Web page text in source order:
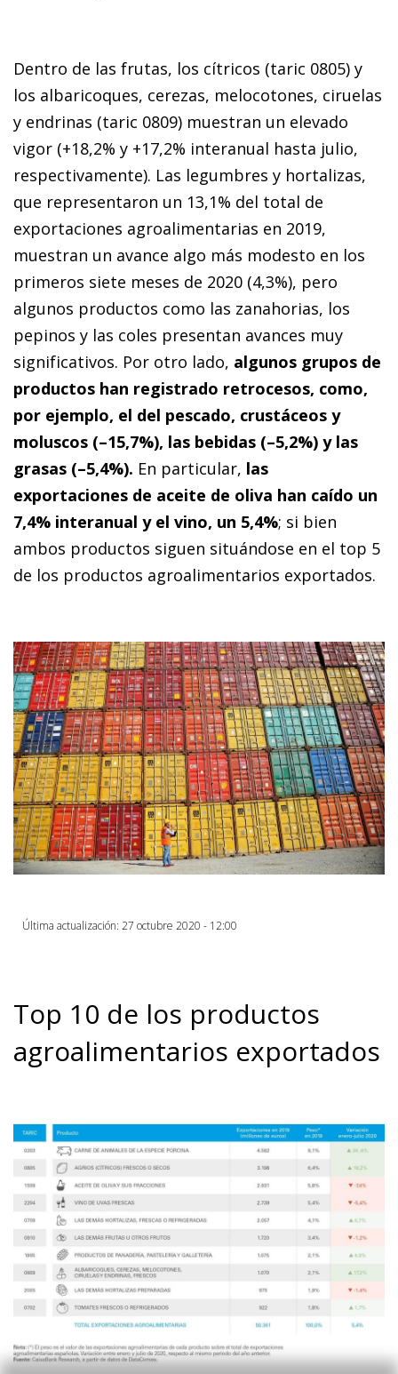
Dentro de las frutas, los cítricos (taric 0805) y
los albaricoques, cerezas, melocotones, ciruelas
y endrinas (taric 0809) muestran un elevado
vigor (+18,2% y +17,2% interanual hasta julio,
respectivamente). Las legumbres y hortalizas,
que representaron un 13,1% del total de
exportaciones agroalimentarias en 2019,
muestran un avance algo más modesto en los
primeros siete meses de 2020 (4,3%), pero
algunos productos como las zanahorias, los
pepinos y las coles presentan avances muy
significativos. Por otro lado, algunos grupos de
productos han registrado retrocesos, como,
por ejemplo, el del pescado, crustáceos y
moluscos (–15,7%), las bebidas (–5,2%) y las
grasas (–5,4%). En particular, las
exportaciones de aceite de oliva han caído un
7,4% interanual y el vino, un 5,4%; si bien
ambos productos siguen situándose en el top 5
de los productos agroalimentarios exportados.
Última actualización: 27 octubre 2020 - 12:00
Top 10 de los productos
agroalimentarios exportados